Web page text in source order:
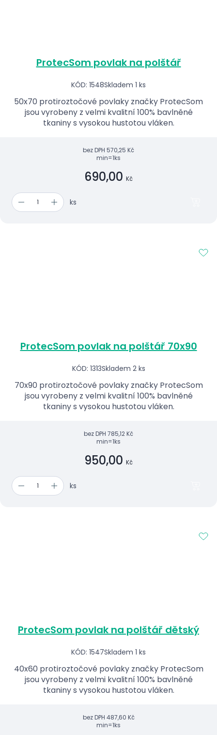
ProtecSom povlak na polštář
KÓD: 1548Skladem 1 ks
50x70 protiroztočové povlaky značky ProtecSom
jsou vyrobeny z velmi kvalitní 100% bavlněné
tkaniny s vysokou hustotou vláken.
bez DPH 570,25 Kč
min=1ks
690,00 Kč
ks
ProtecSom povlak na polštář 70x90
KÓD: 1313Skladem 2 ks
70x90 protiroztočové povlaky značky ProtecSom
jsou vyrobeny z velmi kvalitní 100% bavlněné
tkaniny s vysokou hustotou vláken.
bez DPH 785,12 Kč
min=1ks
950,00 Kč
ks
ProtecSom povlak na polštář dětský
KÓD: 1547Skladem 1 ks
40x60 protiroztočové povlaky značky ProtecSom
jsou vyrobeny z velmi kvalitní 100% bavlněné
tkaniny s vysokou hustotou vláken.
bez DPH 487,60 Kč
min=1ks